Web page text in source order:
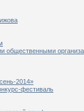
общественными
2014»
фестиваль